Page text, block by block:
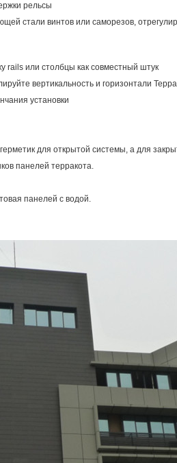
рельсы
стали винтов или саморезов,
rails или столбцы как совместный штук
вертикальность и горизонтали
установки
для открытой системы, а для
панелей терракота.
панелей с водой.